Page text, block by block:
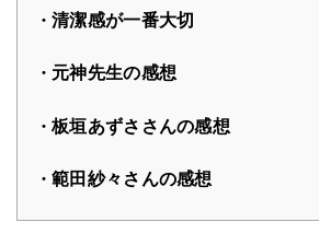
清潔感が一番大切
元神先生の感想
板垣あずささんの感想
範田紗々さんの感想